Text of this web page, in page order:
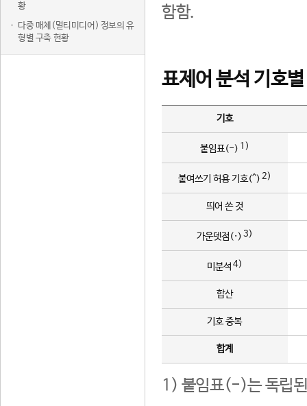
황
다중 매체(멀티미디어) 정보의 유
형별 구축 현황
함함.
표제어 분석 기호
기호
붙임표(-) 1)
붙여쓰기 허용 기호(^) 2)
띄어 쓴 것
가운뎃점(·) 3)
미분석 4)
합산
기호 중복
합계
1) 붙임표(-)는 독립된